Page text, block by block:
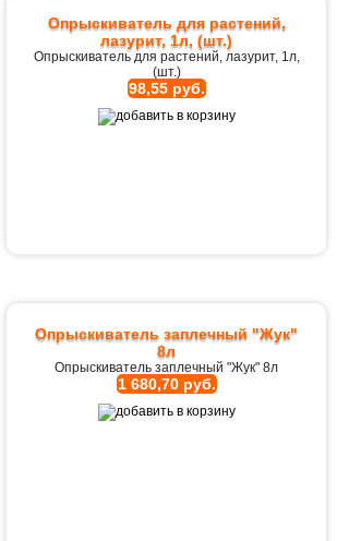
Опрыскиватель для растений,
лазурит, 1л, (шт.)
Опрыскиватель для растений, лазурит, 1л,
(шт.)
98,55 руб.
Опрыскиватель заплечный "Жук"
8л
Опрыскиватель заплечный "Жук" 8л
1 680,70 руб.